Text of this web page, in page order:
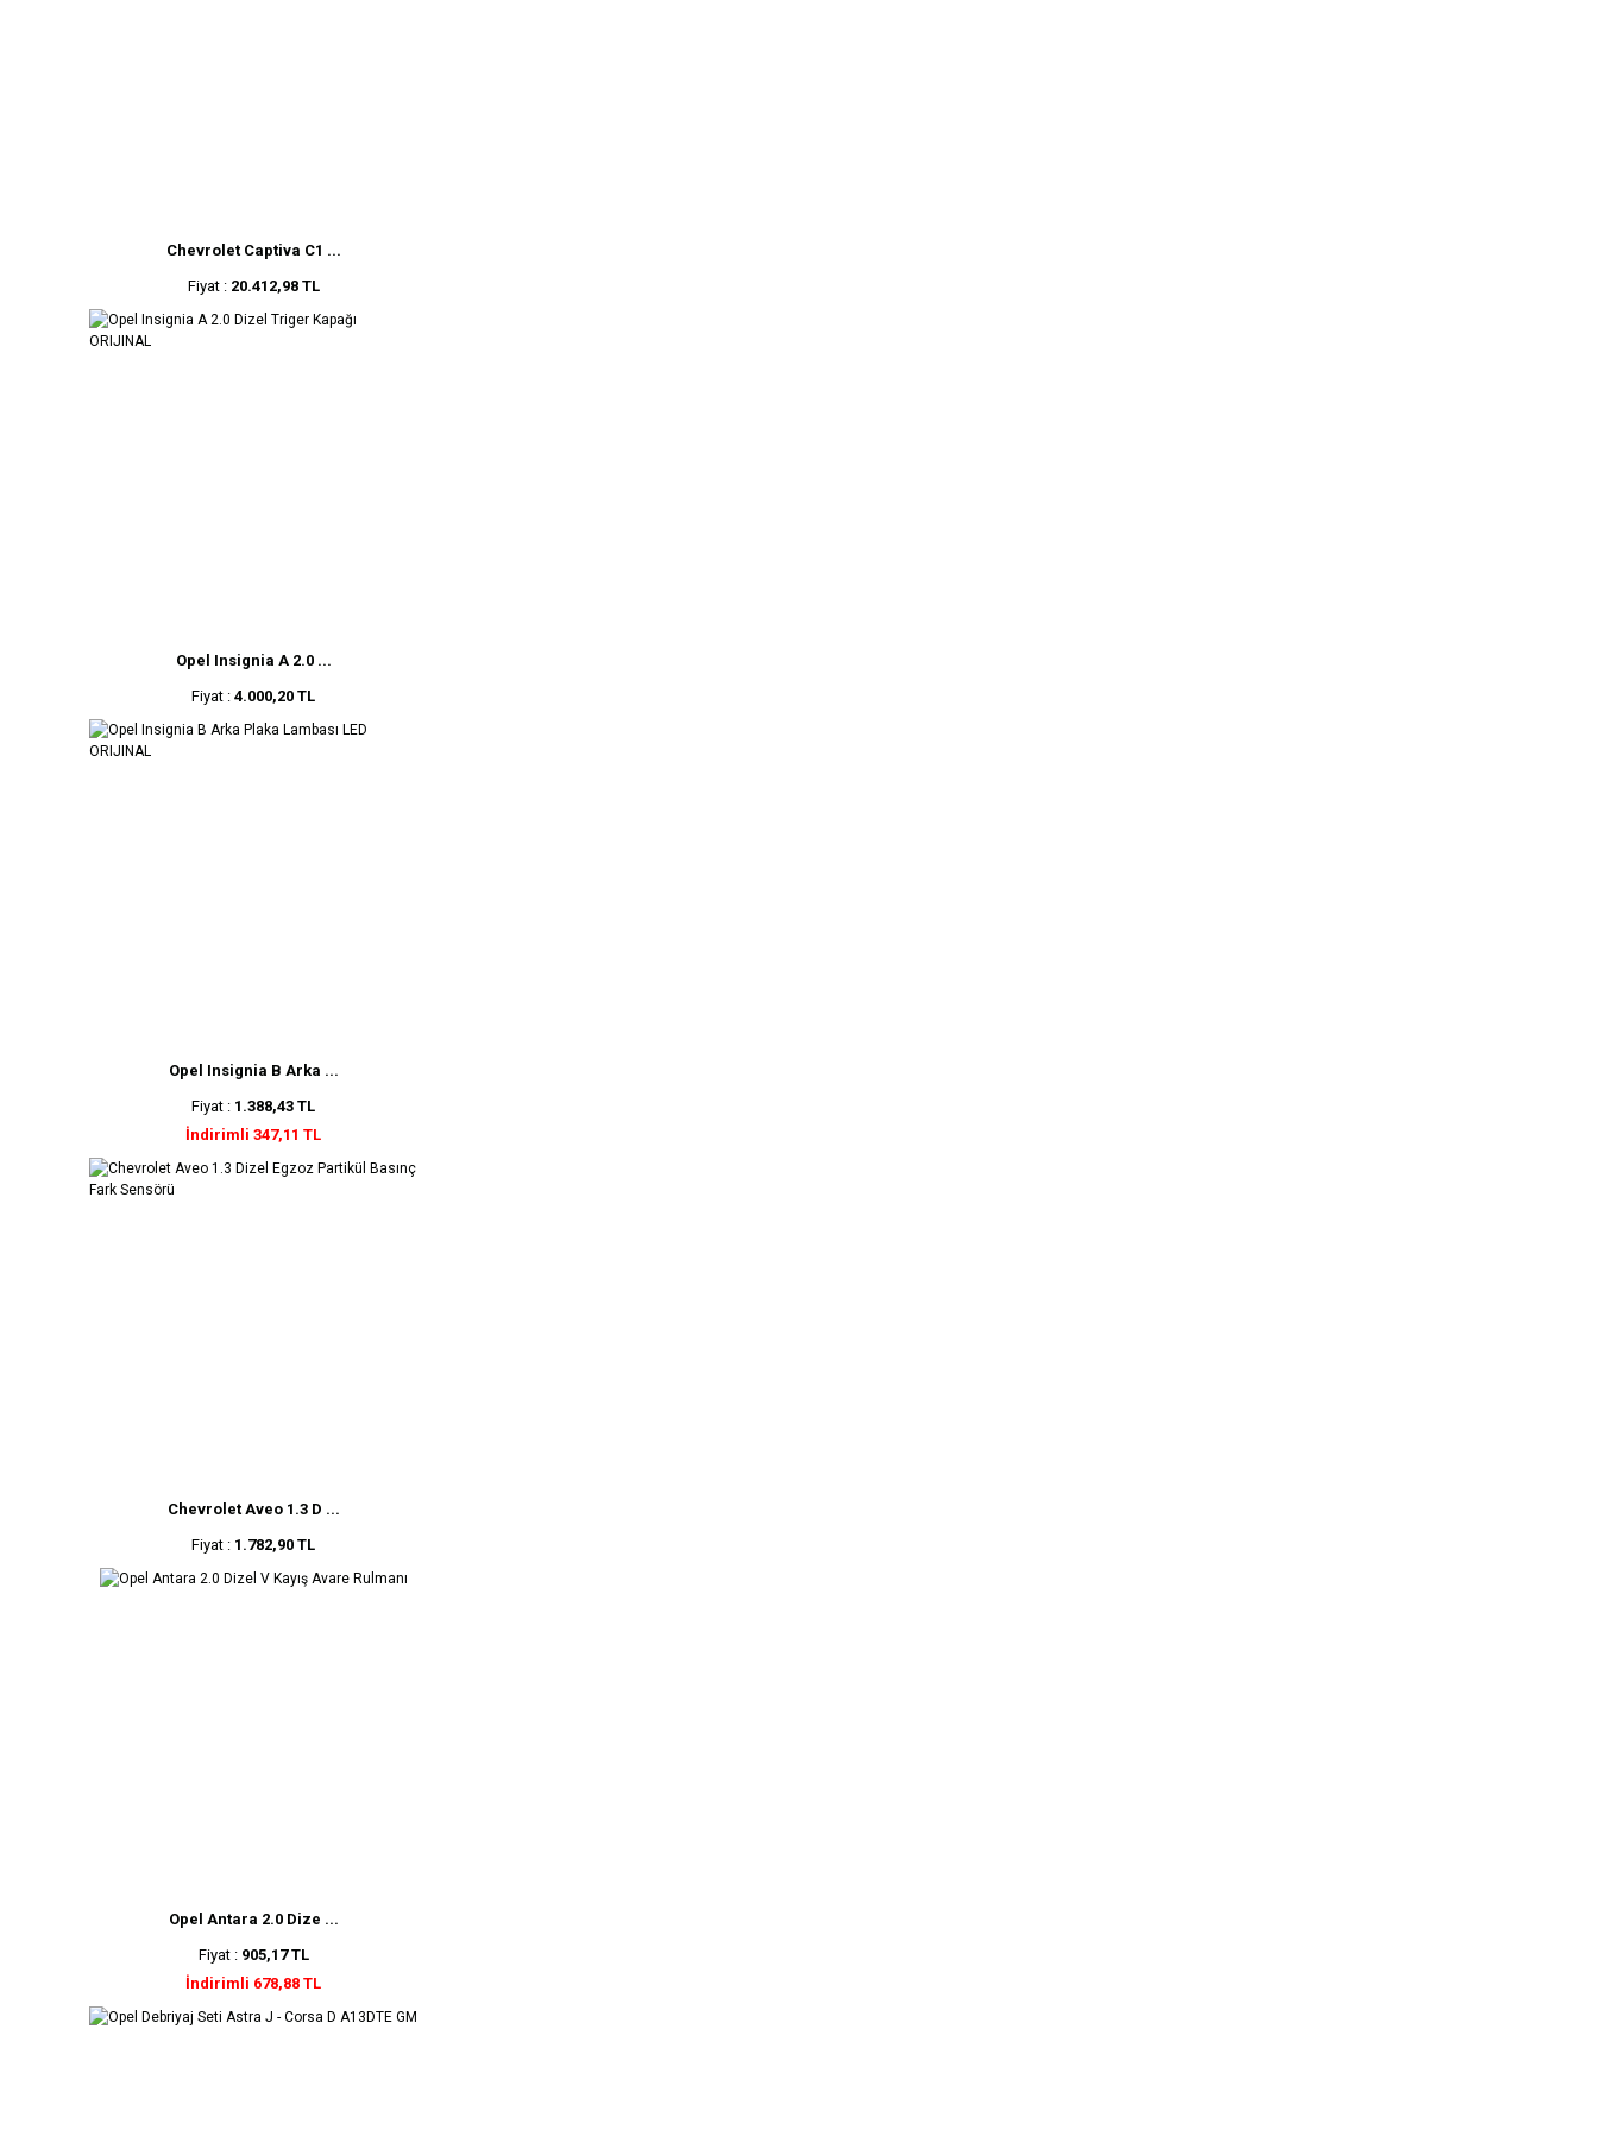
Chevrolet Captiva C1 ...
Fiyat : 20.412,98 TL
Opel Insignia A 2.0 ...
Fiyat : 4.000,20 TL
Opel Insignia B Arka ...
Fiyat : 1.388,43 TL
İndirimli 347,11 TL
Chevrolet Aveo 1.3 D ...
Fiyat : 1.782,90 TL
Opel Antara 2.0 Dize ...
Fiyat : 905,17 TL
İndirimli 678,88 TL